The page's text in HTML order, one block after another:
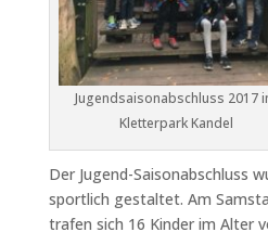
Jugendsaisonabschluss 2017
Kletterpark Kandel
Der Jugend-Saisonabschluss
sportlich gestaltet. Am
trafen sich 16 Kinder im Alter